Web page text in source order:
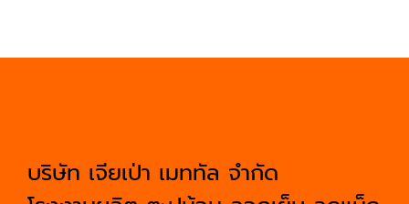
บริษัท เจียเป่า เมททัล จำกัด